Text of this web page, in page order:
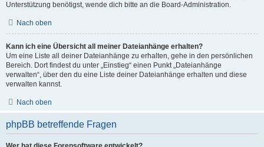
Unterstützung benötigst, wende dich bitte an die Board-Administration.
Nach oben
Kann ich eine Übersicht all meiner Dateianhänge erhalten?
Um eine Liste all deiner Dateianhänge zu erhalten, gehe in den persönlichen
Bereich. Dort findest du unter „Einstieg“ einen Punkt „Dateianhänge
verwalten“, über den du eine Liste deiner Dateianhänge erhalten und diese
verwalten kannst.
Nach oben
phpBB betreffende Fragen